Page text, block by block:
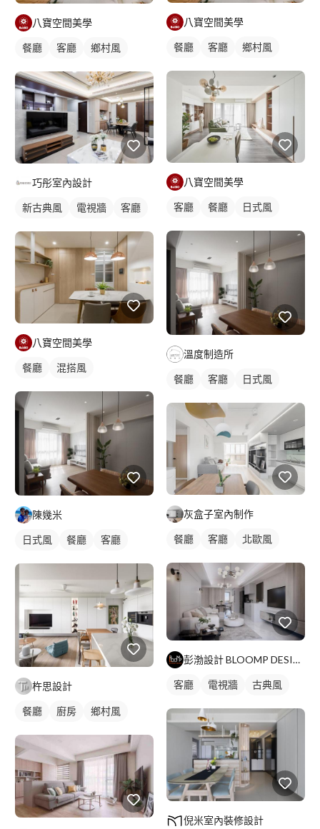
八寶空間美學
餐廳 客廳 鄉村風
巧彤室內設計
新古典風 電視牆 客廳
八寶空間美學
餐廳 混搭風
陳幾米
日式風 餐廳 客廳
杵思設計
餐廳 廚房 鄉村風
八寶空間美學
餐廳 客廳 鄉村風
八寶空間美學
客廳 餐廳 日式風
溫度制造所
餐廳 客廳 日式風
灰盒子室內制作
餐廳 客廳 北歐風
彭渤設計 BLOOMP DESIGN
客廳 電視牆 古典風
倪米室內裝修設計